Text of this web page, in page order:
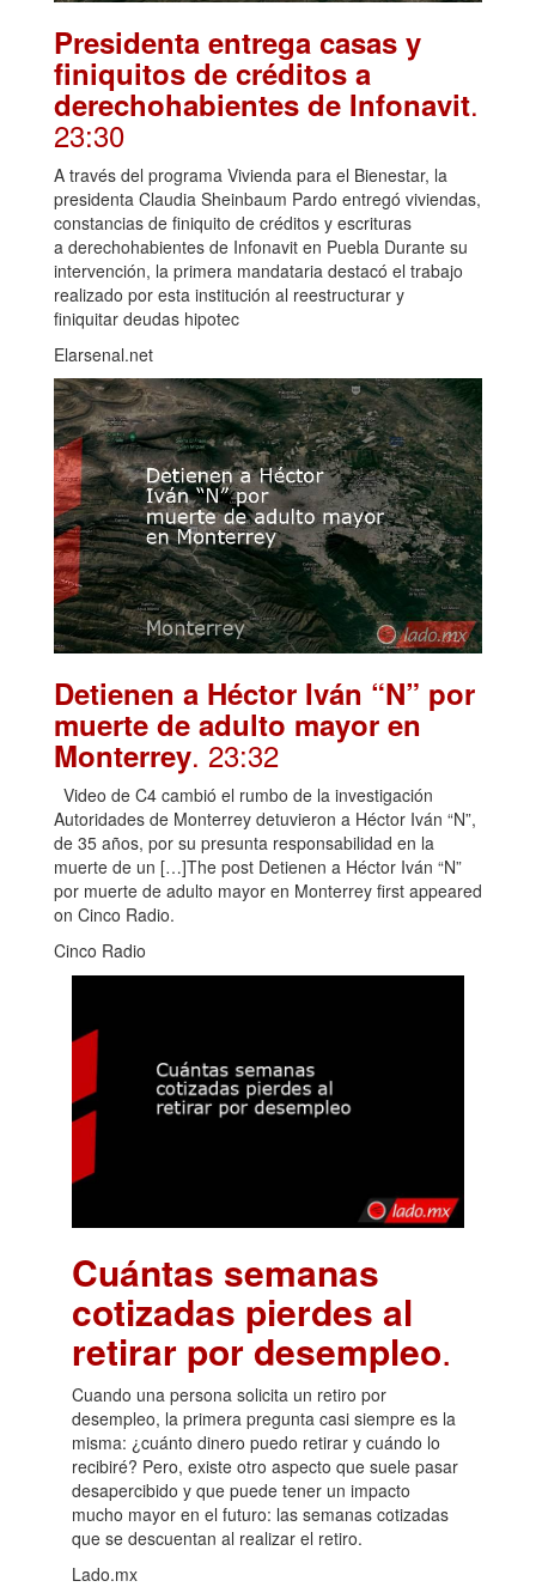
Presidenta entrega casas y
finiquitos de créditos a
derechohabientes de Infonavit.
23:30
A través del programa Vivienda para el Bienestar, la
presidenta Claudia Sheinbaum Pardo entregó viviendas,
constancias de finiquito de créditos y escrituras
a derechohabientes de Infonavit en Puebla Durante su
intervención, la primera mandataria destacó el trabajo
realizado por esta institución al reestructurar y
finiquitar deudas hipotec
Elarsenal.net
Detienen a Héctor Iván “N” por
muerte de adulto mayor en
Monterrey. 23:32
Video de C4 cambió el rumbo de la investigación
Autoridades de Monterrey detuvieron a Héctor Iván “N”,
de 35 años, por su presunta responsabilidad en la
muerte de un […]The post Detienen a Héctor Iván “N”
por muerte de adulto mayor en Monterrey first appeared
on Cinco Radio.
Cinco Radio
Cuántas semanas
cotizadas pierdes al
retirar por desempleo.
Cuando una persona solicita un retiro por
desempleo, la primera pregunta casi siempre es la
misma: ¿cuánto dinero puedo retirar y cuándo lo
recibiré? Pero, existe otro aspecto que suele pasar
desapercibido y que puede tener un impacto
mucho mayor en el futuro: las semanas cotizadas
que se descuentan al realizar el retiro.
Lado.mx